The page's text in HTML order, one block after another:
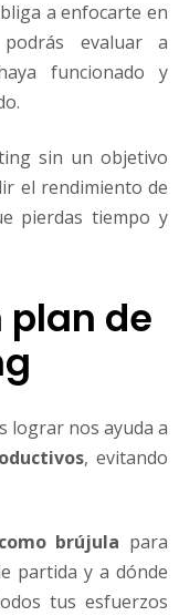
a enfocarte en
evaluar a
funcionado y
sin un objetivo
el rendimiento de
pierdas tiempo y
plan de
lograr nos ayuda a
, evitando
brújula para
partida y a dónde
tus esfuerzos